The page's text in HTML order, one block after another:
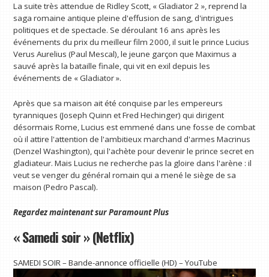
La suite très attendue de Ridley Scott, « Gladiator 2 », reprend la
saga romaine antique pleine d'effusion de sang, d'intrigues
politiques et de spectacle. Se déroulant 16 ans après les
événements du prix du meilleur film 2000, il suit le prince Lucius
Verus Aurelius (Paul Mescal), le jeune garçon que Maximus a
sauvé après la bataille finale, qui vit en exil depuis les
événements de « Gladiator ».
Après que sa maison ait été conquise par les empereurs
tyranniques (Joseph Quinn et Fred Hechinger) qui dirigent
désormais Rome, Lucius est emmené dans une fosse de combat
où il attire l'attention de l'ambitieux marchand d'armes Macrinus
(Denzel Washington), qui l'achète pour devenir le prince secret en
gladiateur. Mais Lucius ne recherche pas la gloire dans l'arène : il
veut se venger du général romain qui a mené le siège de sa
maison (Pedro Pascal).
Regardez maintenant surParamount Plus
« Samedi soir » (Netflix)
SAMEDI SOIR – Bande-annonce officielle (HD) – YouTube